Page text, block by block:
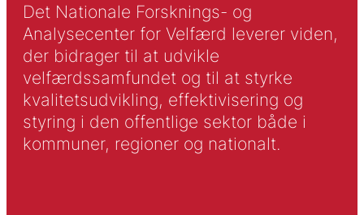
Det Nationale Forsknings- og
Analysecenter for Velfærd leverer viden,
der bidrager til at udvikle
velfærdssamfundet og til at styrke
kvalitetsudvikling, effektivisering og
styring i den offentlige sektor både i
kommuner, regioner og nationalt.